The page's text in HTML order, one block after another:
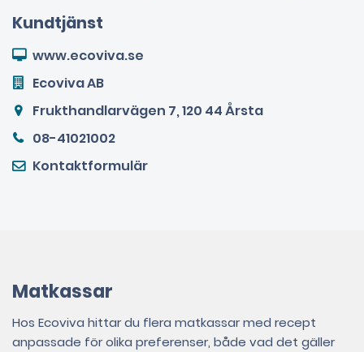
Kundtjänst
www.ecoviva.se
Ecoviva AB
Frukthandlarvägen 7, 120 44 Årsta
08-41021002
Kontaktformulär
Matkassar
Hos Ecoviva hittar du flera matkassar med recept
anpassade för olika preferenser, både vad det gäller